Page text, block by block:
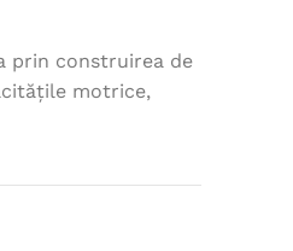
prin construirea de
motrice,